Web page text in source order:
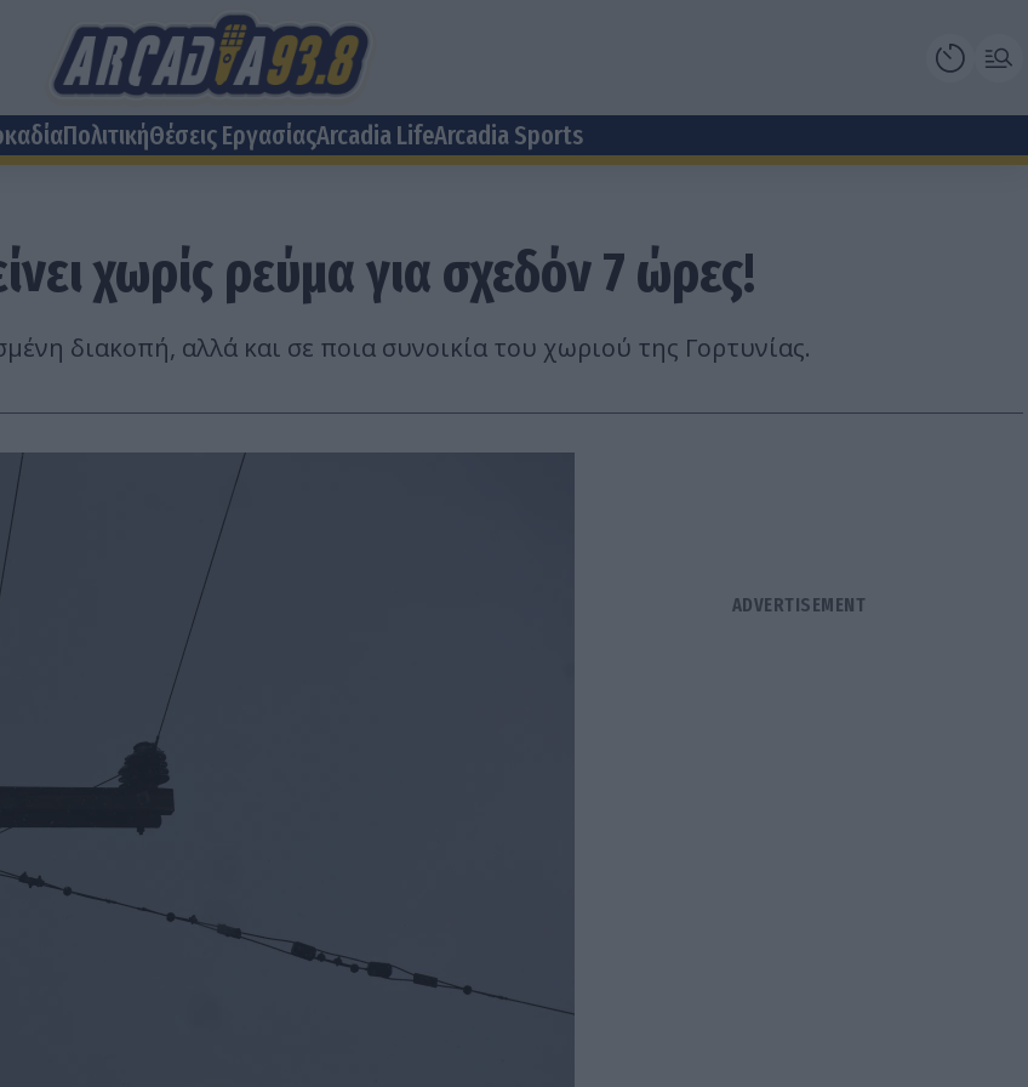
ΠολιτικήΘέσεις EργασίαςArcadia LifeArcadia Sports
χωρίς ρεύμα για σχεδόν 7 ώρες!
διακοπή, αλλά και σε ποια συνοικία του χωριού της Γορτυνίας.